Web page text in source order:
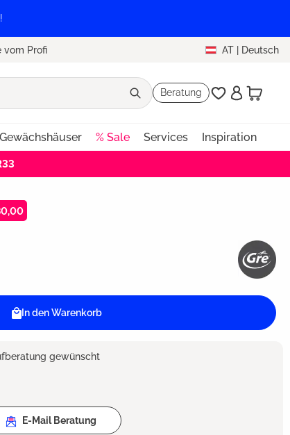
vom Profi AT | Deutsch
Beratung
Gewächshäuser % Sale Services Inspiration
In den Warenkorb
gewünscht
E-Mail Beratung